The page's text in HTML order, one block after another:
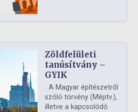
Zöldfelületi
tanúsítvány –
GYIK
A Magyar építészetről
szóló törvény (Méptv.),
illetve a kapcsolódó